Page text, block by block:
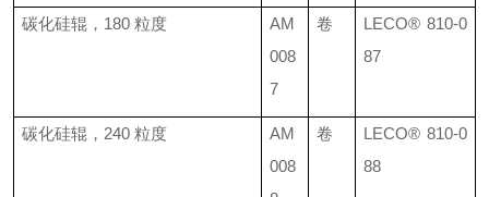
碳化硅辊， 180 粒度
AM
008
7
卷 LECO® 810-0
87
碳化硅辊， 240 粒度
AM
008
卷
LECO® 810-0
88